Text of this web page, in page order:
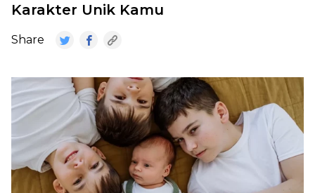
Karakter Unik Kamu
Share